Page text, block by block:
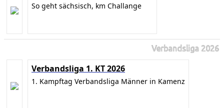
So geht sächsisch, km Challange
Verbandsliga 2026
Verbandsliga 1. KT 2026
1. Kampftag Verbandsliga Männer in Kamenz